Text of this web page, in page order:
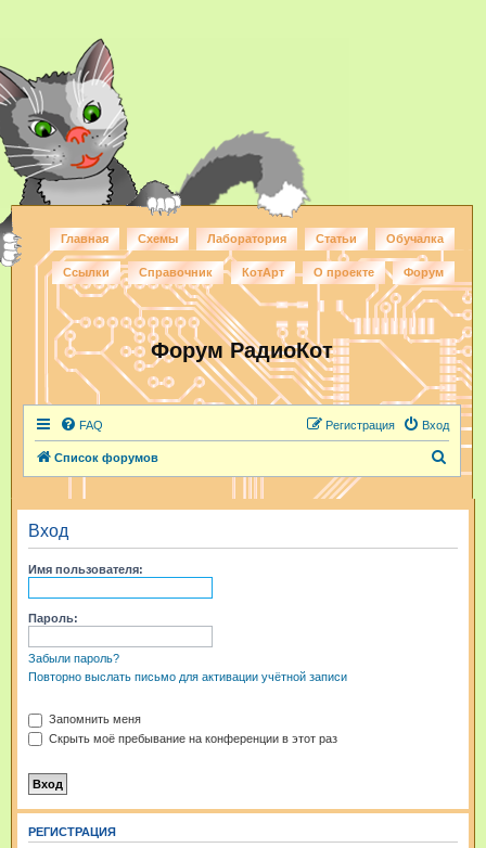
Главная Схемы Лаборатория Статьи Обучалка
Ссылки Справочник КотАрт О проекте Форум
Форум РадиоКот
FAQ Вход
Регистрация
Список форумов
и
Вход
Имя пользователя:
Пароль:
Забыли пароль?
Повторно выслать письмо для активации учётной записи
Запомнить меня
Скрыть моё пребывание на конференции в этот раз
РЕГИСТРАЦИЯ